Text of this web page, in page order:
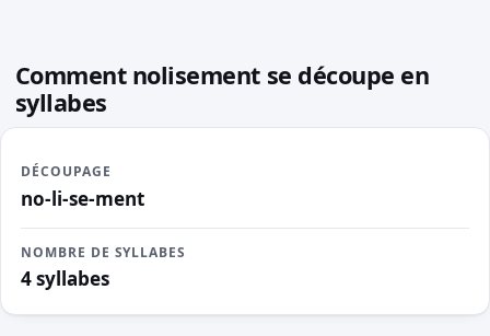
Comment nolisement se découpe en
syllabes
DÉCOUPAGE
no-li-se-ment
NOMBRE DE SYLLABES
4 syllabes